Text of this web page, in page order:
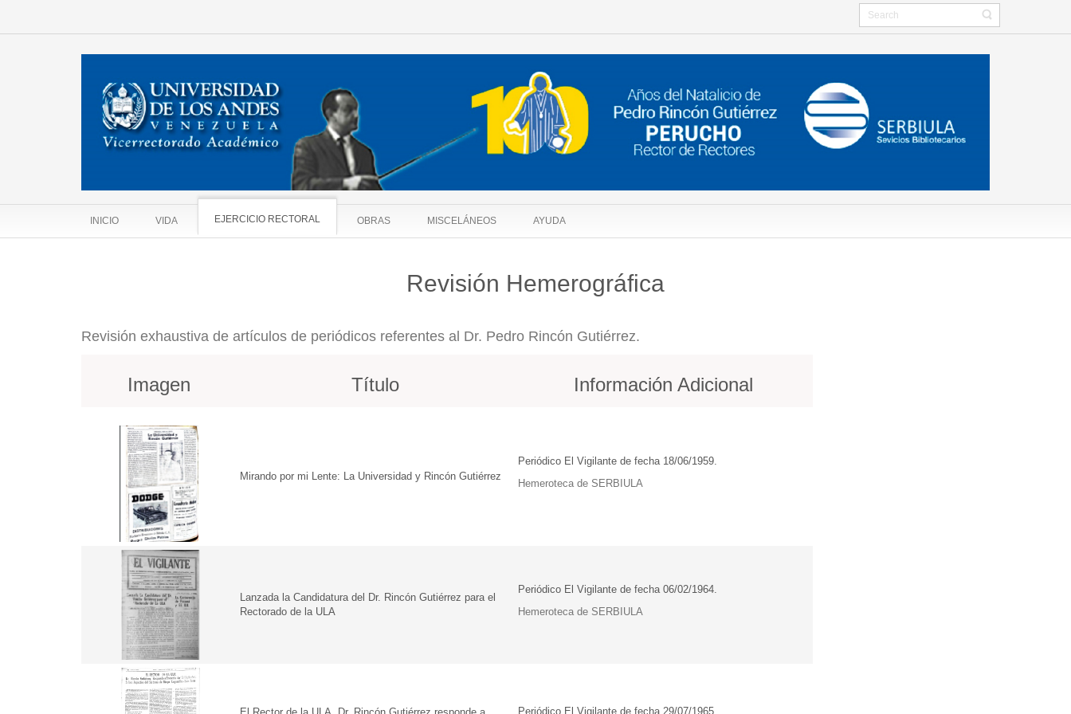
INICIO VIDA EJERCICIO RECTORAL OBRAS MISCELÁNEOS AYUDA
Revisión Hemerográfica
Revisión exhaustiva de artículos de periódicos referentes al Dr. Pedro Rincón Gutiérrez.
Imagen Título Información Adicional
Mirando por mi Lente: La Universidad y Rincón Gutiérrez
Periódico El Vigilante de fecha 18/06/1959.
Hemeroteca de SERBIULA
Lanzada la Candidatura del Dr. Rincón Gutiérrez para el
Rectorado de la ULA
Periódico El Vigilante de fecha 06/02/1964.
Hemeroteca de SERBIULA
Periódico El Vigilante de fecha 29/07/1965.